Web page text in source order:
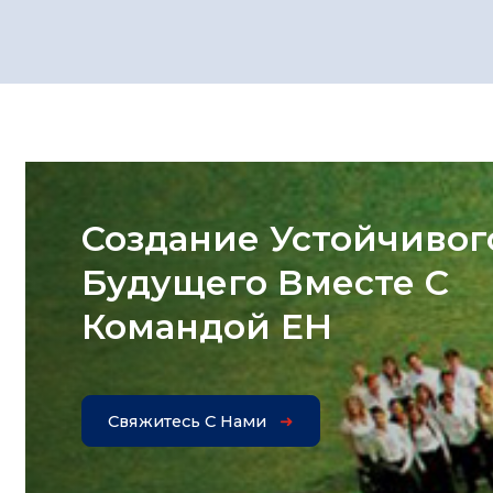
Создание
Будущего Вместе С
Командой EH
Свяжитесь С Нами